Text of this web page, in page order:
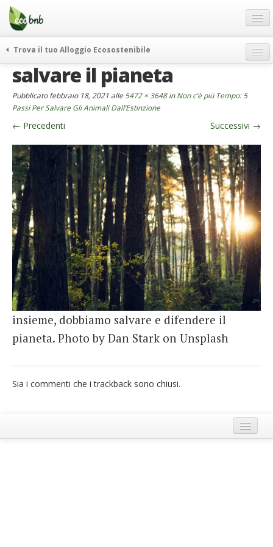
Menu
Salta
contenuto
Offerte Speciali
Regali
FAQ
Chi Siamo
Partner
Contatti
Italiano
German
English
Spanish
French
Italiano
Trova il tuo Alloggio Ecosostenibile
weekend green
curiosità
vivere e viaggiare verde
news ed eventi
ecohotel
rassegna stampa
salvare il pianeta
Pubblicatofebbraio 18, 2021 alle 5472 × 3648inNon c’è più Tempo: 5
Passi Per Salvare Gli Animali Dall’Estinzione
← Precedenti Successivi →
insieme, dobbiamo salvare e difendere il
pianeta. Photo by Dan Stark on Unsplash
Sia i commenti che i trackback sono chiusi.